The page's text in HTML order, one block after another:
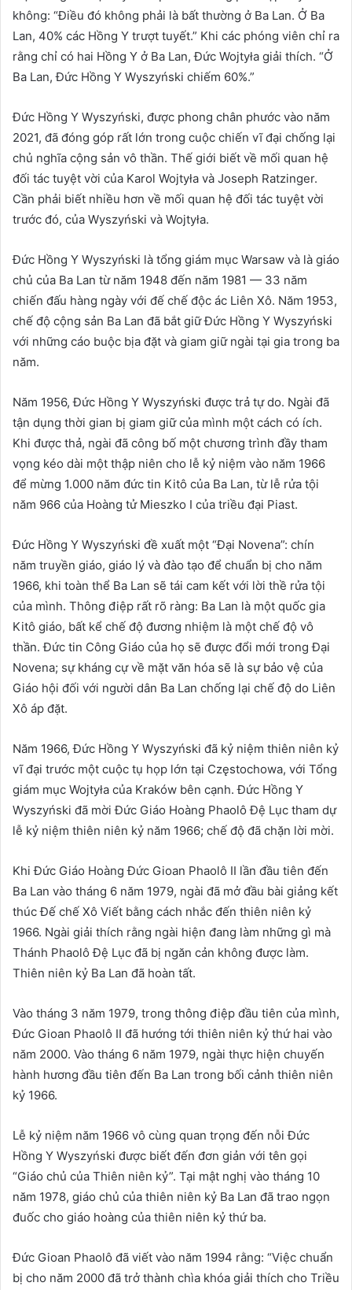
không: “Điều đó không phải là bất thường ở Ba Lan. Ở Ba
Lan, 40% các Hồng Y trượt tuyết.” Khi các phóng viên chỉ ra
rằng chỉ có hai Hồng Y ở Ba Lan, Đức Wojtyła giải thích. “Ở
Ba Lan, Đức Hồng Y Wyszyński chiếm 60%.”
Đức Hồng Y Wyszyński, được phong chân phước vào năm
2021, đã đóng góp rất lớn trong cuộc chiến vĩ đại chống lại
chủ nghĩa cộng sản vô thần. Thế giới biết về mối quan hệ
đối tác tuyệt vời của Karol Wojtyła và Joseph Ratzinger.
Cần phải biết nhiều hơn về mối quan hệ đối tác tuyệt vời
trước đó, của Wyszyński và Wojtyła.
Đức Hồng Y Wyszyński là tổng giám mục Warsaw và là giáo
chủ của Ba Lan từ năm 1948 đến năm 1981 — 33 năm
chiến đấu hàng ngày với đế chế độc ác Liên Xô. Năm 1953,
chế độ cộng sản Ba Lan đã bắt giữ Đức Hồng Y Wyszyński
với những cáo buộc bịa đặt và giam giữ ngài tại gia trong ba
năm.
Năm 1956, Đức Hồng Y Wyszyński được trả tự do. Ngài đã
tận dụng thời gian bị giam giữ của mình một cách có ích.
Khi được thả, ngài đã công bố một chương trình đầy tham
vọng kéo dài một thập niên cho lễ kỷ niệm vào năm 1966
để mừng 1.000 năm đức tin Kitô của Ba Lan, từ lễ rửa tội
năm 966 của Hoàng tử Mieszko I của triều đại Piast.
Đức Hồng Y Wyszyński đề xuất một “Đại Novena”: chín
năm truyền giáo, giáo lý và đào tạo để chuẩn bị cho năm
1966, khi toàn thể Ba Lan sẽ tái cam kết với lời thề rửa tội
của mình. Thông điệp rất rõ ràng: Ba Lan là một quốc gia
Kitô giáo, bất kể chế độ đương nhiệm là một chế độ vô
thần. Đức tin Công Giáo của họ sẽ được đổi mới trong Đại
Novena; sự kháng cự về mặt văn hóa sẽ là sự bảo vệ của
Giáo hội đối với người dân Ba Lan chống lại chế độ do Liên
Xô áp đặt.
Năm 1966, Đức Hồng Y Wyszyński đã kỷ niệm thiên niên kỷ
vĩ đại trước một cuộc tụ họp lớn tại Częstochowa, với Tổng
giám mục Wojtyła của Kraków bên cạnh. Đức Hồng Y
Wyszyński đã mời Đức Giáo Hoàng Phaolô Đệ Lục tham dự
lễ kỷ niệm thiên niên kỷ năm 1966; chế độ đã chặn lời mời.
Khi Đức Giáo Hoàng Đức Gioan Phaolô II lần đầu tiên đến
Ba Lan vào tháng 6 năm 1979, ngài đã mở đầu bài giảng kết
thúc Đế chế Xô Viết bằng cách nhắc đến thiên niên kỷ
1966. Ngài giải thích rằng ngài hiện đang làm những gì mà
Thánh Phaolô Đệ Lục đã bị ngăn cản không được làm.
Thiên niên kỷ Ba Lan đã hoàn tất.
Vào tháng 3 năm 1979, trong thông điệp đầu tiên của mình,
Đức Gioan Phaolô II đã hướng tới thiên niên kỷ thứ hai vào
năm 2000. Vào tháng 6 năm 1979, ngài thực hiện chuyến
hành hương đầu tiên đến Ba Lan trong bối cảnh thiên niên
kỷ 1966.
Lễ kỷ niệm năm 1966 vô cùng quan trọng đến nỗi Đức
Hồng Y Wyszyński được biết đến đơn giản với tên gọi
“Giáo chủ của Thiên niên kỷ”. Tại mật nghị vào tháng 10
năm 1978, giáo chủ của thiên niên kỷ Ba Lan đã trao ngọn
đuốc cho giáo hoàng của thiên niên kỷ thứ ba.
Đức Gioan Phaolô đã viết vào năm 1994 rằng: “Việc chuẩn
bị cho năm 2000 đã trở thành chìa khóa giải thích cho Triều